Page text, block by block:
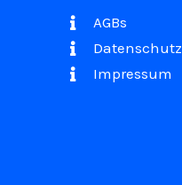
AGBs
Datenschutz
Impressum